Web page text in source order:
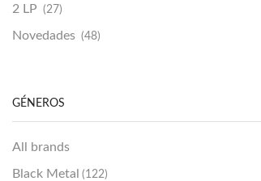
2 LP (27)
Novedades (48)
GÉNEROS
All brands
Black Metal (122)